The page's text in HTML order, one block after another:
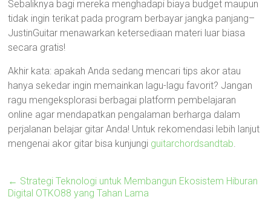
Sebaliknya bagi mereka menghadapi biaya budget maupun
tidak ingin terikat pada program berbayar jangka panjang–
JustinGuitar menawarkan ketersediaan materi luar biasa
secara gratis!
Akhir kata: apakah Anda sedang mencari tips akor atau
hanya sekedar ingin memainkan lagu-lagu favorit? Jangan
ragu mengeksplorasi berbagai platform pembelajaran
online agar mendapatkan pengalaman berharga dalam
perjalanan belajar gitar Anda! Untuk rekomendasi lebih lanjut
mengenai akor gitar bisa kunjungi guitarchordsandtab.
← Strategi Teknologi untuk Membangun Ekosistem Hiburan
Digital OTKO88 yang Tahan Lama